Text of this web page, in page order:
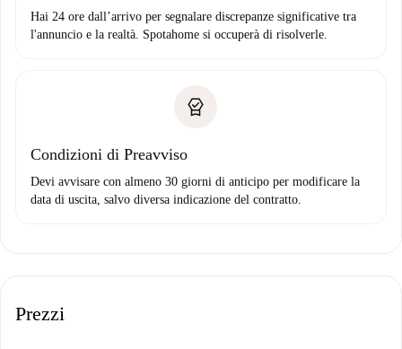
Hai 24 ore dall’arrivo per segnalare discrepanze significative tra
l'annuncio e la realtà. Spotahome si occuperà di risolverle.
Condizioni di Preavviso
Devi avvisare con almeno 30 giorni di anticipo per modificare la
data di uscita, salvo diversa indicazione del contratto.
Prezzi